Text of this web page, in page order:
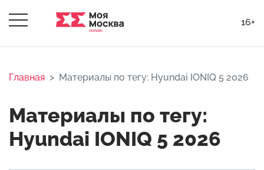
16+
Главная Материалы по тегу: Hyundai IONIQ 5 2026
Материалы по тегу:
Hyundai IONIQ 5 2026